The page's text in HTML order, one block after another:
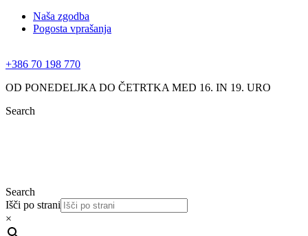
Naša zgodba
Pogosta vprašanja
+386 70 198 770
OD PONEDELJKA DO ČETRTKA MED 16. IN 19. URO
Search
Search
Išči po strani
×